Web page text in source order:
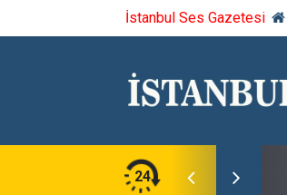
İstanbul Ses Gazetesi
24
saygıyla anıyoruz